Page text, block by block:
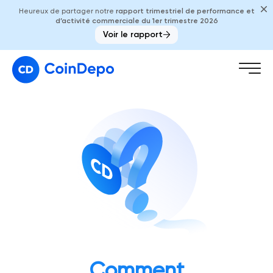
Heureux de partager notre rapport trimestriel de performance et
d’activité commerciale du 1er trimestre 2026
Voir le rapport